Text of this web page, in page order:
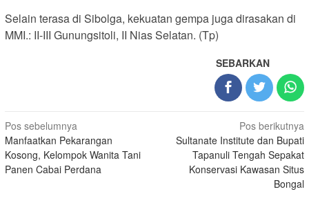
Selain terasa di Sibolga, kekuatan gempa juga dirasakan di
MMI.: II-III Gunungsitoli, II Nias Selatan. (Tp)
SEBARKAN
Navigasi
pos
Pos sebelumnya
Manfaatkan Pekarangan
Kosong, Kelompok Wanita Tani
Panen Cabai Perdana
Pos berikutnya
Sultanate Institute dan Bupati
Tapanuli Tengah Sepakat
Konservasi Kawasan Situs
Bongal